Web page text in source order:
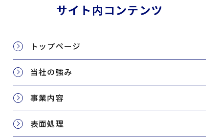
サイト内コンテンツ
トップページ
当社の強み
事業内容
表面処理